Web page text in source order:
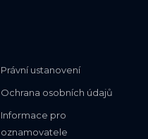
Právní ustanovení
Ochrana osobních údajů
Informace pro
oznamovatele